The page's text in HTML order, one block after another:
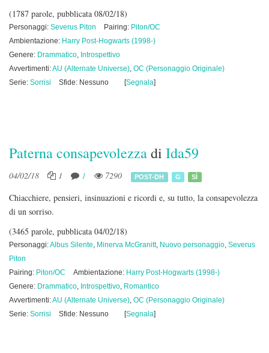
(1787 parole, pubblicata 08/02/18)
Personaggi: Severus Piton Pairing: Piton/OC
Ambientazione: Harry Post-Hogwarts (1998-)
Genere: Drammatico, Introspettivo
Avvertimenti:AU (Alternate Universe), OC (Personaggio Originale)
Serie: Sorrisi Sfide: Nessuno [Segnala]
Paterna consapevolezzadi Ida59
04/02/18 1 1 7290 POST-DH G SÌ
Chiacchiere, pensieri, insinuazioni e ricordi e, su tutto, la consapevolezza
di un sorriso.
(3465 parole, pubblicata 04/02/18)
Personaggi:Albus Silente, Minerva McGranitt, Nuovo personaggio, Severus
Piton
Pairing: Piton/OC Ambientazione: Harry Post-Hogwarts (1998-)
Genere: Drammatico, Introspettivo, Romantico
Avvertimenti:AU (Alternate Universe), OC (Personaggio Originale)
Serie: Sorrisi Sfide: Nessuno [Segnala]